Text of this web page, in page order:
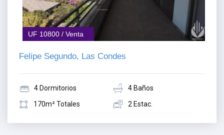
UF 10800 / Venta
Felipe Segundo, Las Condes
4 Dormitorios
4 Baños
170m² Totales
2 Estac.